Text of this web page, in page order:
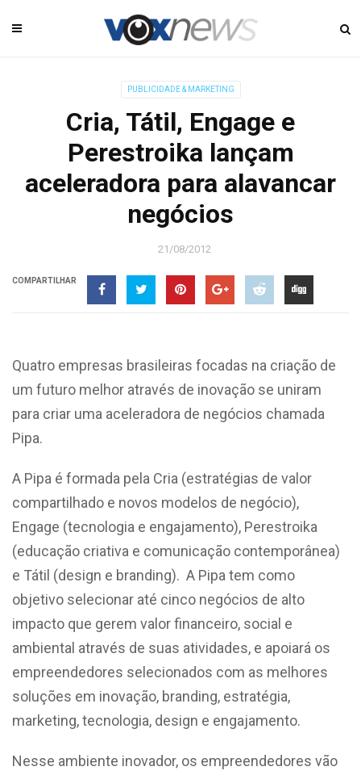
PUBLICIDADE & MARKETING
Cria, Tátil, Engage e
Perestroika lançam
aceleradora para alavancar
negócios
21/08/2012
COMPARTILHAR
Quatro empresas brasileiras focadas na criação de
um futuro melhor através de inovação se uniram
para criar uma aceleradora de negócios chamada
Pipa.
A Pipa é formada pela Cria (estratégias de valor
compartilhado e novos modelos de negócio),
Engage (tecnologia e engajamento), Perestroika
(educação criativa e comunicação contemporânea)
e Tátil (design e branding). A Pipa tem como
objetivo selecionar até cinco negócios de alto
impacto que gerem valor financeiro, social e
ambiental através de suas atividades, e apoiará os
empreendedores selecionados com as melhores
soluções em inovação, branding, estratégia,
marketing, tecnologia, design e engajamento.
Nesse ambiente inovador, os empreendedores vão